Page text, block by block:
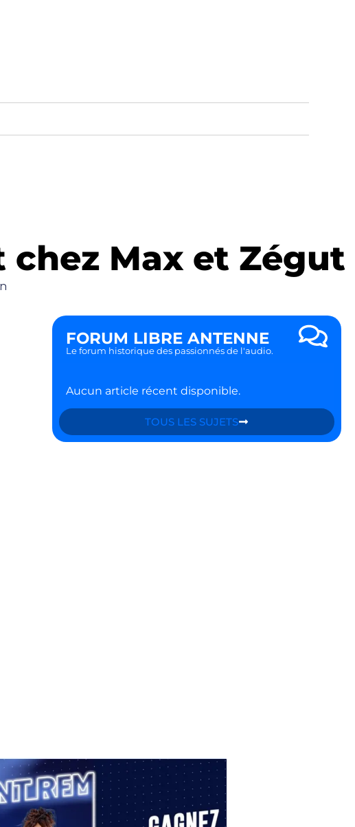
chez Max et Zégut
FORUM LIBRE ANTENNE
Le forum historique des passionnés de l'audio.
Aucun article récent disponible.
TOUS LES SUJETS